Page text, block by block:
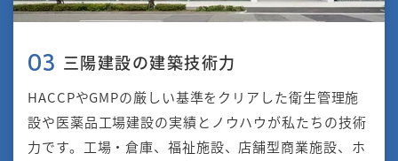
03 三陽建設の建築技術力
HACCPやGMPの厳しい基準をクリアした衛生管理施
設や医薬品工場建設の実績とノウハウが私たちの技術
力です。工場・倉庫、福祉施設、店舗型商業施設、ホ